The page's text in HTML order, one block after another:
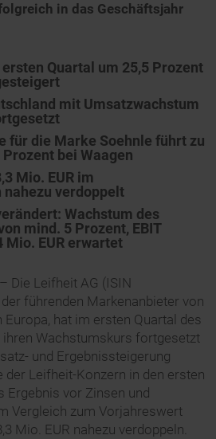
in das Geschäftsjahr
Quartal um 25,5 Prozent
mit Umsatzwachstum
für die Marke Soehnle führt zu
bei Waagen
Mio. EUR im
verdoppelt
Wachstum des
mind. 5 Prozent, EBIT
Mio. EUR erwartet
Die Leifheit AG (ISIN
führenden Markenanbieter von
hat im ersten Quartal des
Wachstumskurs fortgesetzt
und Ergebnissteigerung
der Leifheit-Konzern in den ersten
Ergebnis vor Zinsen und
Vergleich zum Vorjahreswert
Mio. EUR nahezu verdoppeln.